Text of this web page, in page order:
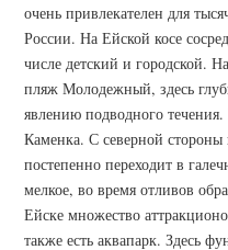
очень привлекателен для
России. На Ейской косе
числе детский и городской.
пляж Молодежный, здесь
явлению подводного
Каменка. С северной
постепенно переходит в
мелкое, во время отливов
Ейске множество
также есть аквапарк. Здесь